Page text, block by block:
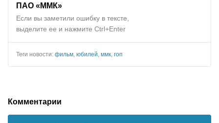
ПАО «ММК»
Если вы заметили ошибку в тексте,
выделите ее и нажмите Ctrl+Enter
Теги новости: фильм юбилей ммк гоп
Комментарии